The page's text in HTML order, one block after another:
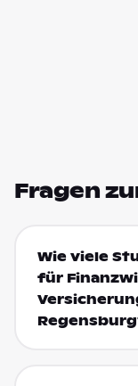
Fragen
Wie viele
für